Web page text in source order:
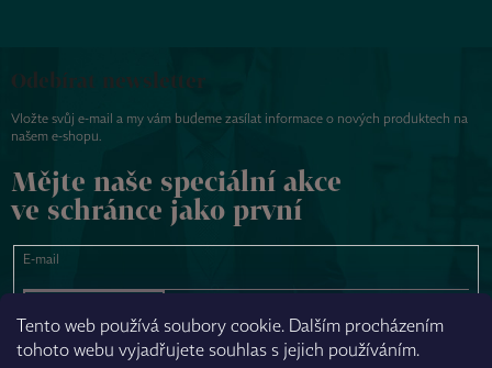
Tento web používá soubory cookie. Dalším procházením
tohoto webu vyjadřujete souhlas s jejich používáním.
Odebírat newsletter
Vložte svůj e-mail a my vám budeme zasílat informace o nových produktech na
našem e-shopu.
Mějte naše speciální akce
ve schránce jako první
E-mail